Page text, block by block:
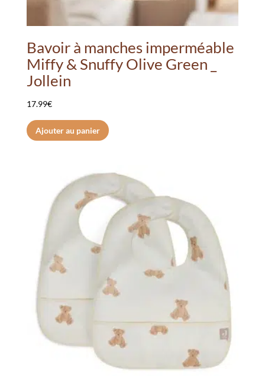
Bavoir à manches imperméable
Miffy & Snuffy Olive Green _
Jollein
17.99€
Ajouter au panier